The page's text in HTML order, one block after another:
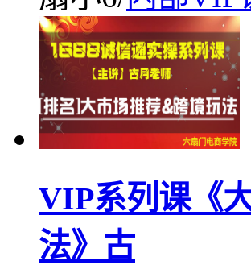
VIP系列课《
法》古